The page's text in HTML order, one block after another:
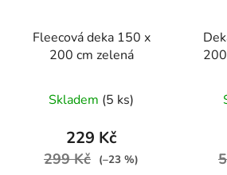
Fleecová deka 150 x
200 cm zelená
Skladem (5 ks)
229 Kč
299 Kč (–23 %)